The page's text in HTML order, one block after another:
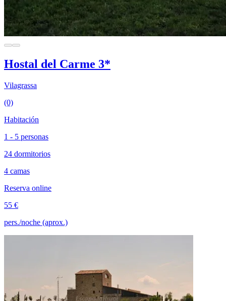
Hostal del Carme 3*
Vilagrassa
(0)
Habitación
1 - 5 personas
24 dormitorios
4 camas
Reserva online
55 €
pers./noche (aprox.)